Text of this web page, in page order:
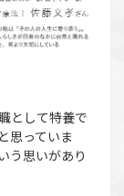
として特養で
思っていま
う思いがあり